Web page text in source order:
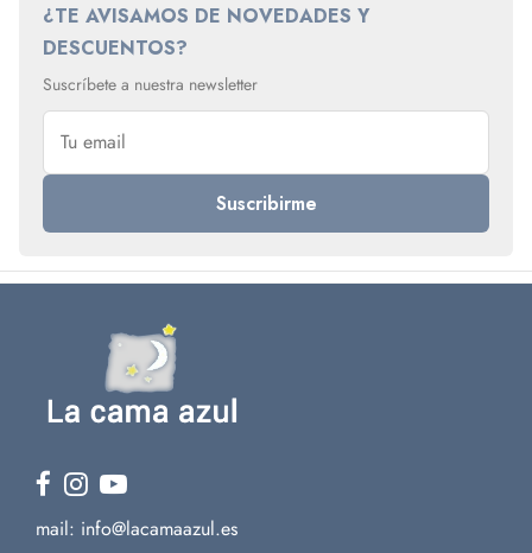
¿TE AVISAMOS DE NOVEDADES Y
DESCUENTOS?
Suscríbete a nuestra newsletter
mail: info@lacamaazul.es